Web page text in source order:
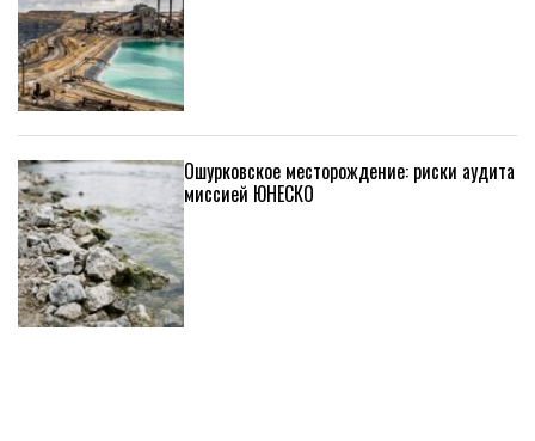
Ошурковское месторождение: риски аудита
миссией ЮНЕСКО